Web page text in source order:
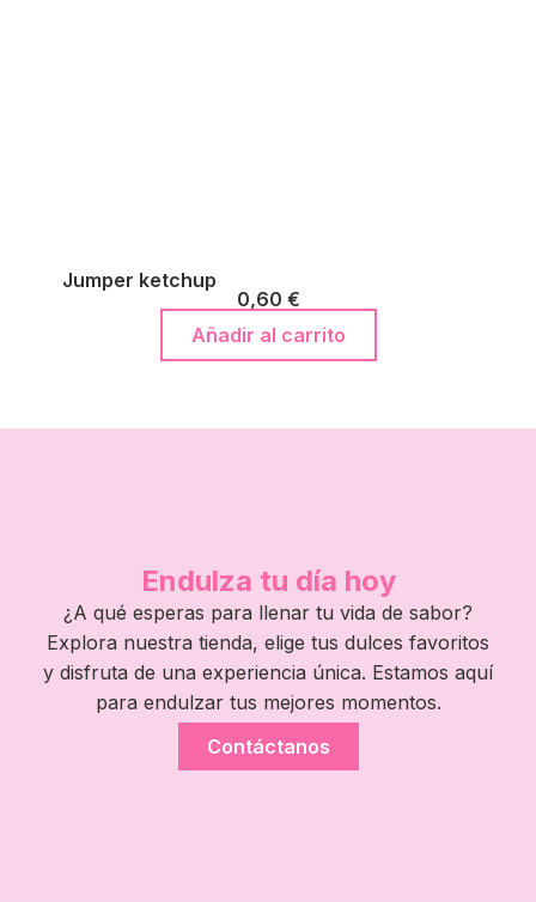
Jumper ketchup
0,60 €
Añadir al carrito
Endulza tu día hoy
¿A qué esperas para llenar tu vida de sabor?
Explora nuestra tienda, elige tus dulces favoritos
y disfruta de una experiencia única. Estamos aquí
para endulzar tus mejores momentos.
Contáctanos